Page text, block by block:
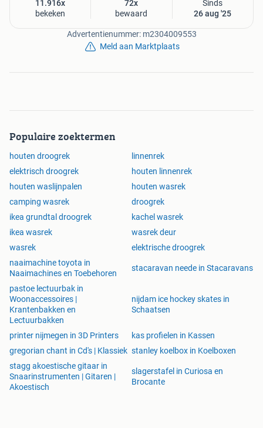
11.916x
bekeken
72x
bewaard
Sinds
26 aug '25
Advertentienummer: m2304009553
Meld aan Marktplaats
Populaire zoektermen
houten droogrek
linnenrek
elektrisch droogrek
houten linnenrek
houten waslijnpalen
houten wasrek
camping wasrek
droogrek
ikea grundtal droogrek
kachel wasrek
ikea wasrek
wasrek deur
wasrek
elektrische droogrek
naaimachine toyota in
Naaimachines en Toebehoren
stacaravan neede in Stacaravans
pastoe lectuurbak in
Woonaccessoires |
Krantenbakken en
Lectuurbakken
nijdam ice hockey skates in
Schaatsen
printer nijmegen in 3D Printers
kas profielen in Kassen
gregorian chant in Cd's | Klassiek stanley koelbox in Koelboxen
stagg akoestische gitaar in
Snaarinstrumenten | Gitaren |
Akoestisch
slagerstafel in Curiosa en
Brocante